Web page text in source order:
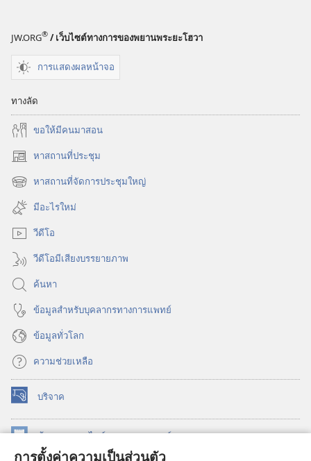
การตั้งค่าความเป็นส่วนตัว
JW.ORG® / เว็บไซต์ทางการของพยานพระยะโฮวา
การแสดงผลหน้าจอ
ทางลัด
ขอ​ให้​มี​คน​มา​สอน
หาสถานที่ประชุม
(เปิด
หน้าต่างหาสถานที่จัดการประชุมใหญ่
(เปิด
หน้าต่าง
ใหม่)
มีอะไรใหม่
วีดีโอ
วีดีโอมีเสียงบรรยายภาพ
ค้นหา
ข้อมูล​สำหรับ​บุคลากร​ทาง​การ​แพทย์
ข้อมูล​ทั่ว​โลก
ความช่วยเหลือ
บริจาค
(เปิด
หน้าต่าง
ใหม่) ห้องสมุดออนไลน์ของวอชเทาเวอร์
หน้าต่าง